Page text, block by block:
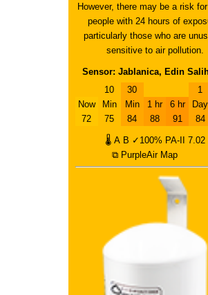
However, there may be a risk
people with 24 hours of
particularly those who are
sensitive to air pollution.
Sensor: Jablanica, Edin
Now
72
10
Min
75
30
Min
84
1 hr
88
6 hr
91
1
Day
84
🌡 A B ✓100% PA-II 7.02
⧉ PurpleAir Map